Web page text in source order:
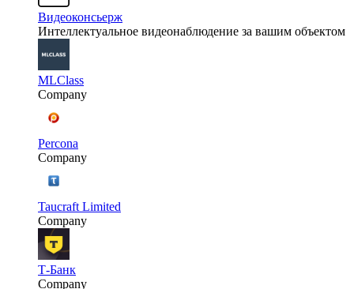
Видеоконсьерж
Интеллектуальное видеонаблюдение за вашим объектом
MLClass
Company
Percona
Company
Taucraft Limited
Company
Т-Банк
Company